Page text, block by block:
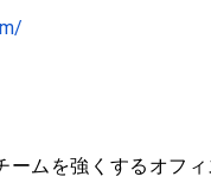
ームを強くするオフ